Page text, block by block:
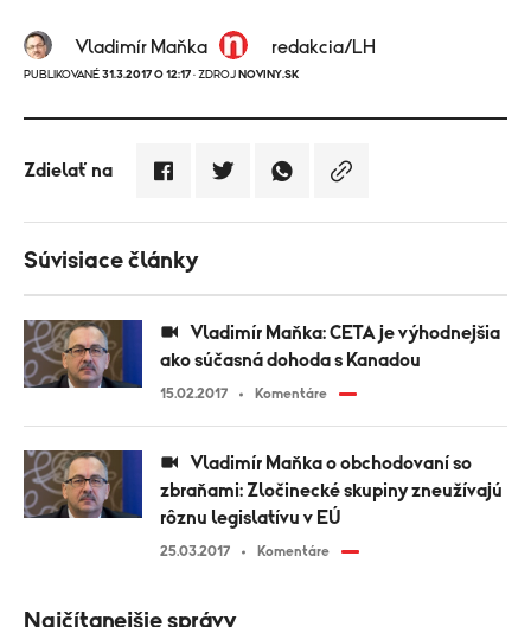
Vladimír Maňka redakcia/LH
PUBLIKOVANÉ 31.3.2017 O 12:17 · ZDROJ NOVINY.SK
Zdielať na
Súvisiace články
ako súčasná dohoda s Kanadou
15.02.2017 Komentáre
zbraňami: Zločinecké skupiny zneužívajú
rôznu legislatívu v EÚ
25.03.2017 Komentáre
Najčítanejšie správy